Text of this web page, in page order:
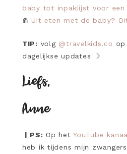
baby tot inpaklijst voor een
⋒ Uit eten met de baby?
TIP: volg @travelkids.co op
dagelijkse updates
☽
Liefs,
Anne
| PS: Op het YouTube
heb ik tijdens mijn